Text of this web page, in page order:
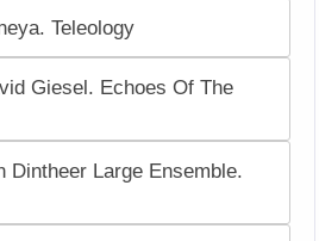
Teleology
Giesel. Echoes Of The
Dintheer Large Ensemble.